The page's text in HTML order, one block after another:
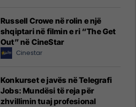
Russell Crowe në rolin e një
shqiptari në filmin e ri “The Get
Out” në CineStar
Cinestar
Konkurset e javës në Telegrafi
Jobs: Mundësi të reja për
zhvillimin tuaj profesional